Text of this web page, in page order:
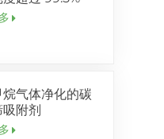
烷气体净化的碳
附剂